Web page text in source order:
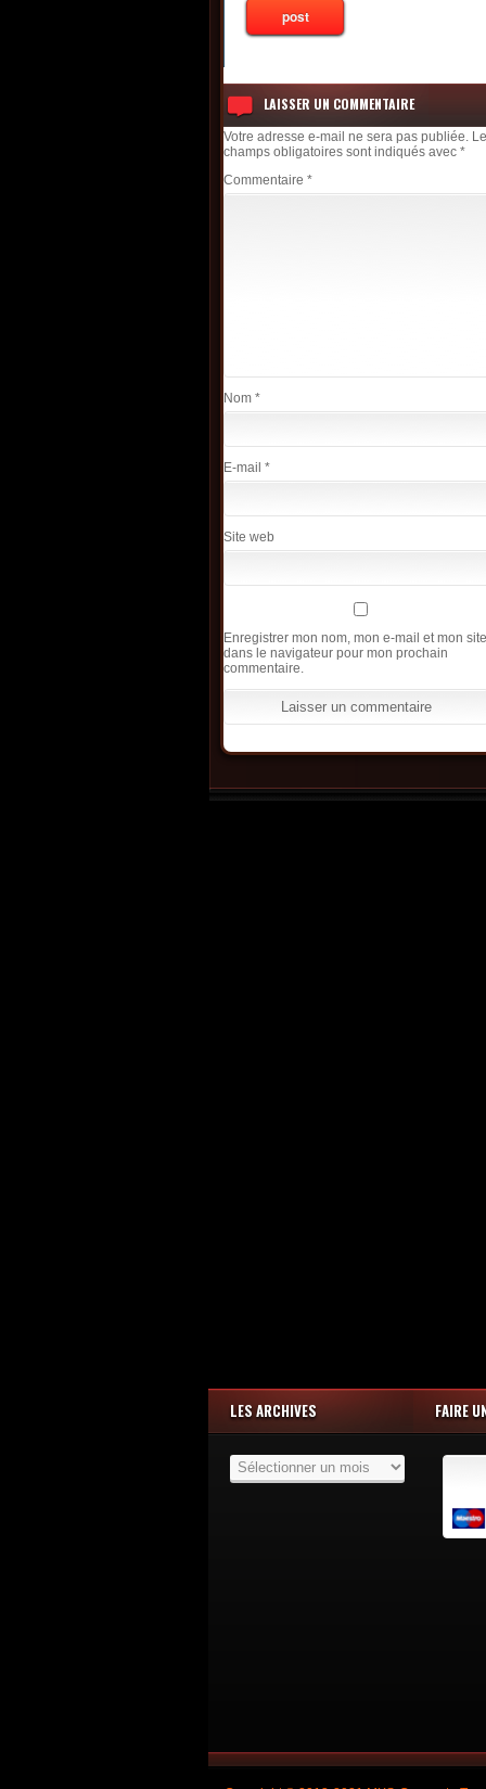
LAISSER UN COMMENTAIRE
Votre adresse e-mail ne sera pas publiée.
champs obligatoires sont indiqués avec *
Commentaire *
Nom *
E-mail *
Site web
Enregistrer mon nom, mon e-mail et mon site
dans le navigateur pour mon prochain
commentaire.
LES ARCHIVES
Archives
FAIRE